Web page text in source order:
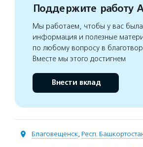
Поддержите работу
Мы работаем, чтобы у вас была
информация и полезные
по любому вопросу в
Вместе мы этого достигнем
Внести вклад
Благовещенск, Респ.